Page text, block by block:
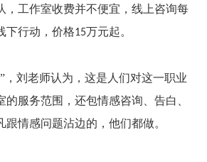
，工作室收费并不便宜，线上咨询每
下行动，价格15万元起。
，刘老师认为，这是人们对这一职业
的服务范围，还包情感咨询、告白、
情感问题沾边的，他们都做。